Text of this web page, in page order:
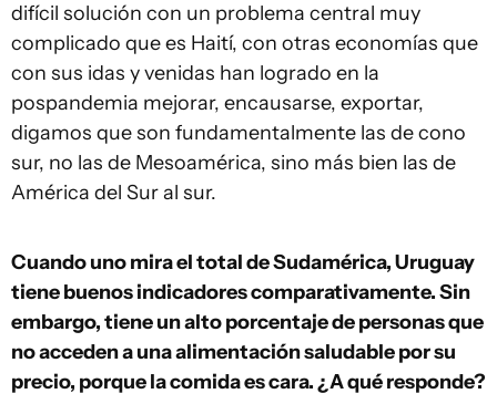
difícil solución con un problema central muy
complicado que es Haití, con otras economías que
con sus idas y venidas han logrado en la
pospandemia mejorar, encausarse, exportar,
digamos que son fundamentalmente las de cono
sur, no las de Mesoamérica, sino más bien las de
América del Sur al sur.
Cuando uno mira el total de Sudamérica, Uruguay
tiene buenos indicadores comparativamente. Sin
embargo, tiene un alto porcentaje de personas que
no acceden a una alimentación saludable por su
precio, porque la comida es cara. ¿A qué responde?